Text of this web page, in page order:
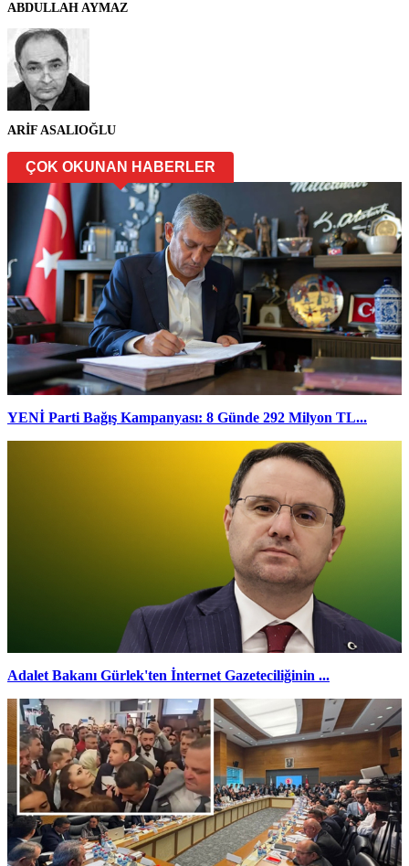
ABDULLAH AYMAZ
ARİF ASALIOĞLU
ÇOK OKUNAN HABERLER
YENİ Parti Bağış Kampanyası: 8 Günde 292 Milyon TL...
Adalet Bakanı Gürlek'ten İnternet Gazeteciliğinin ...